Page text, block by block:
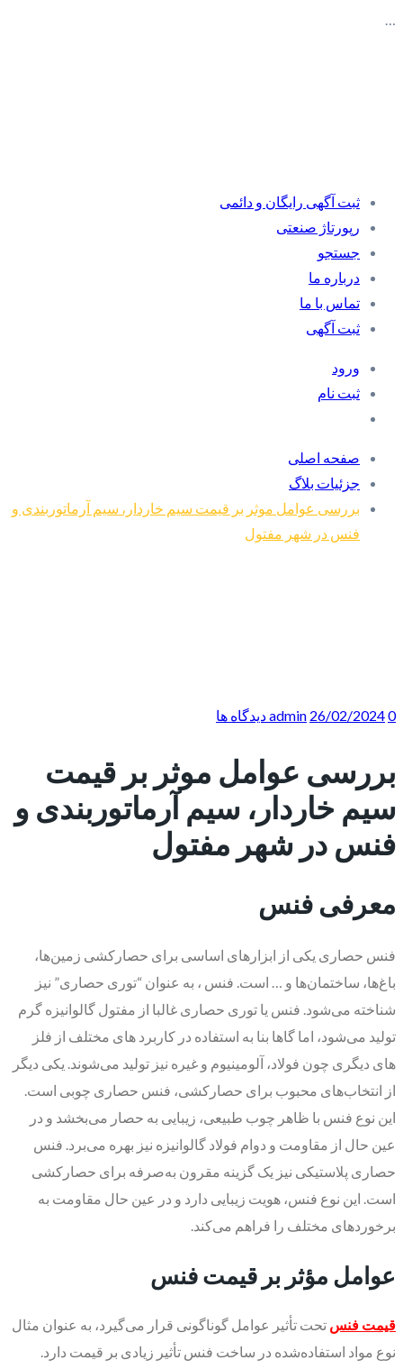
…
ثبت آگهی رایگان و دائمی
رپورتاژ صنعتی
جستجو
درباره ما
تماس با ما
ثبت آگهی
ورود
ثبت نام
صفحه اصلی
جزئیات بلاگ
بررسی عوامل موثر بر قیمت سیم خاردار، سیم آرماتوربندی و
فنس در شهر مفتول
admin 26/02/20240 دیدگاه ها
بررسی عوامل موثر بر قیمت
سیم خاردار، سیم آرماتوربندی و
فنس در شهر مفتول
معرفی فنس
فنس حصاری یکی از ابزارهای اساسی برای حصارکشی زمین‌ها،
باغ‌ها، ساختمان‌ها و … است. فنس ، به عنوان “توری حصاری” نیز
شناخته می‌شود. فنس یا توری حصاری غالبا از مفتول گالوانیزه گرم
تولید می‌شود، اما گاها بنا به استفاده در کاربرد های مختلف از فلز
های دیگری چون فولاد، آلومینیوم و غیره نیز تولید می‌شوند. یکی دیگر
از انتخاب‌های محبوب برای حصارکشی، فنس حصاری چوبی است.
این نوع فنس با ظاهر چوب طبیعی، زیبایی به حصار می‌بخشد و در
عین حال از مقاومت و دوام فولاد گالوانیزه نیز بهره می‌برد. فنس
حصاری پلاستیکی نیز یک گزینه مقرون به‌صرفه برای حصارکشی
است. این نوع فنس، هویت زیبایی دارد و در عین حال مقاومت به
برخوردهای مختلف را فراهم می‌کند.
عوامل مؤثر بر قیمت فنس
قیمت فنس تحت تأثیر عوامل گوناگونی قرار می‌گیرد، به عنوان مثال
نوع مواد استفاده‌شده در ساخت فنس تأثیر زیادی بر قیمت دارد.